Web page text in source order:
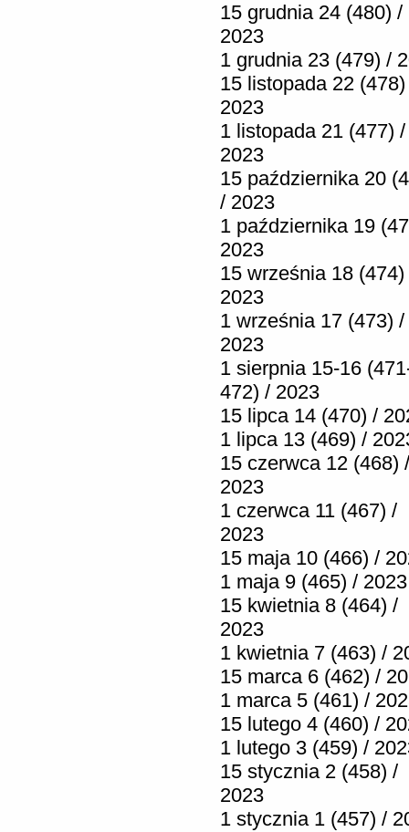
15 grudnia 24 (480) /
2023
1 grudnia 23 (479) /
15 listopada 22
2023
1 listopada 21 (477) /
2023
15 października 20
/ 2023
1 października 19
2023
15 września 18 (474)
2023
1 września 17 (473) /
2023
1 sierpnia 15-16
472) / 2023
15 lipca 14 (470) /
1 lipca 13 (469) /
15 czerwca 12 (468) /
2023
1 czerwca 11 (467) /
2023
15 maja 10 (466) /
1 maja 9 (465) / 2023
15 kwietnia 8 (464) /
2023
1 kwietnia 7 (463) /
15 marca 6 (462) /
1 marca 5 (461) /
15 lutego 4 (460) /
1 lutego 3 (459) /
15 stycznia 2 (458) /
2023
1 stycznia 1 (457) /